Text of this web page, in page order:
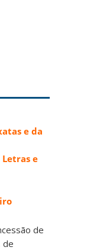
e da
e
de
de